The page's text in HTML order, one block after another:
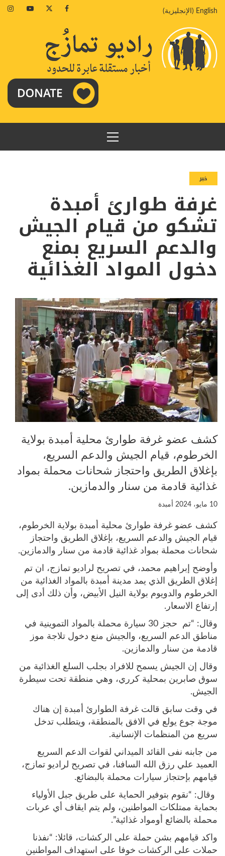
إلىEnglish
( الإنجليزية)
Facebook
Twitter
Youtube
القائمة
الرئيسية
خبر
غرفة طوارئ أمبدة
تشكو من قيام الجيش
والدعم السريع بمنع
دخول المواد الغذائية
كشف عضو غرفة طوارئ محلية أمبدة بولاية
الخرطوم، قيام الجيش والدعم السريع،
بإغلاق الطريق واحتجاز شحانات محملة بمواد
غذائية قادمة من سنار والدمازين.
10 مايو، 2024 أمبدة
كشف عضو غرفة طوارئ محلية أمبدة بولاية الخرطوم،
قيام الجيش والدعم السريع، بإغلاق الطريق واحتجاز
شحانات محملة بمواد غذائية قادمة من سنار والدمازين.
وأوضح إبراهيم محمد، في تصريح لراديو تمازج، ان تم
إغلاق الطريق الذي يمد مدينة أمبدة بالمواد الغذائية من
الخرطوم والدويوم بولاية النيل الأبيض، وأن ذلك أدى إلى
إرتفاع الاسعار.
وقال: “تم حجز 30 سيارة محملة بالمواد التموينية في
مناطق الدعم السريع، والجيش منع دخول تلاجة موز
قادمة من سنار والدمازين.
وقال إن الجيش يسمح للافراد بجلب السلع الغذائية من
سوق صابرين بمحلية كرري، وهي منطقة تحت سيطرة
الجيش.
في وقت سابق قالت غرفة الطوارئ أمبدة إن هناك
موجة جوع يولع في الافق بالمنطقة، ويتطلب تدخل
سريع من المنظمات الإنسانية.
من جابنه نفى القائد الميداني لقوات الدعم السريع
العميد علي رزق الله السافنا، في تصريح لراديو تمازج،
قيامهم بإحتجاز سيارات محملة بالبضائع.
وقال: “نقوم بتوفير الحماية على طريق جبل الأولياء
بحماية ممتلكات المواطنين، ولم يتم ايقاف أي عربات
محملة بالضائع أومواد غذائية”.
واكد قيامهم بشن حملة على الركشات، قائلا: “نفذنا
حملات على الركشات خوفا على استهداف المواطنين